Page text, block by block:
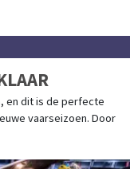
en dit is de perfecte
vaarseizoen. Door